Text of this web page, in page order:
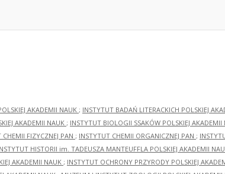
AKADEMII NAUK ; INSTYTUT BADAŃ LITERACKICH POLSKIEJ
AKADEMII NAUK ; INSTYTUT BIOLOGII SSAKÓW POLSKIEJ AKADEMII
CHEMII FIZYCZNEJ PAN ; INSTYTUT CHEMII ORGANICZNEJ PAN ;
HISTORII im. TADEUSZA MANTEUFFLA POLSKIEJ AKADEMII
AKADEMII NAUK ; INSTYTUT OCHRONY PRZYRODY POLSKIEJ